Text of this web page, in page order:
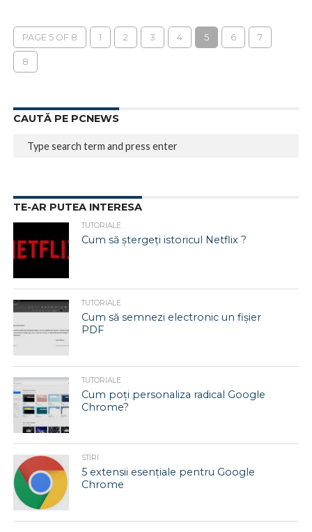
PAGE 5 OF 8 1 2 3 4 5 6 7
8
CAUTĂ PE PCNEWS
TE-AR PUTEA INTERESA
TUTORIALE
Cum să ștergeți istoricul Netflix ?
TUTORIALE
Cum să semnezi electronic un fișier
PDF
TUTORIALE
Cum poți personaliza radical Google
Chrome?
STIRI
5 extensii esențiale pentru Google
Chrome